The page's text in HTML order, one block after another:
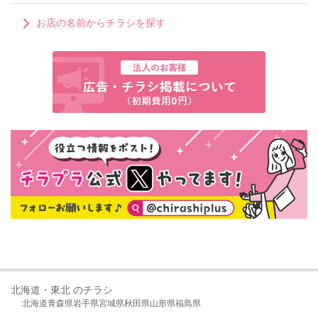
お店の名前からチラシを探す
北海道・東北 のチラシ
北海道青森県岩手県宮城県秋田県山形県福島県